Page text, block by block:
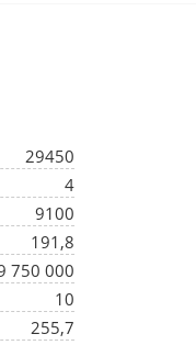
29450
4
9100
191,8
750 000
10
255,7